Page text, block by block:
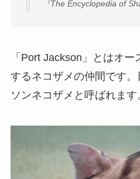
『The Encyclopedia of
「Port Jackson」とはオ
するネコザメの仲間です
ソンネコザメと呼ばれます